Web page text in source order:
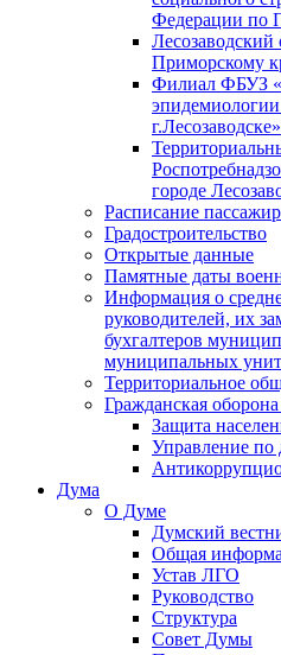
Федерации по
Лесозаводский
Приморскому
Филиал ФБУЗ
г.Лесозаводске»
городе
Расписание
Градостроительство
Открытые данные
Памятные даты
Информация о
руководителей, их
бухгалтеров
муниципальных
Территориальное
Гражданская
Защита
Управление
Дума
О Думе
Думский
Общая
Устав ЛГО
Руководство
Структура
Совет Думы